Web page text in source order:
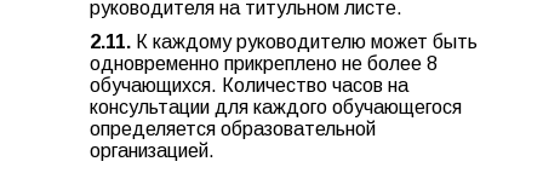
руководителя на титульном листе.
2.11. К каждому руководителю может быть
одновременно прикреплено не более 8
обучающихся. Количество часов на
консультации для каждого обучающегося
определяется образовательной
организацией.